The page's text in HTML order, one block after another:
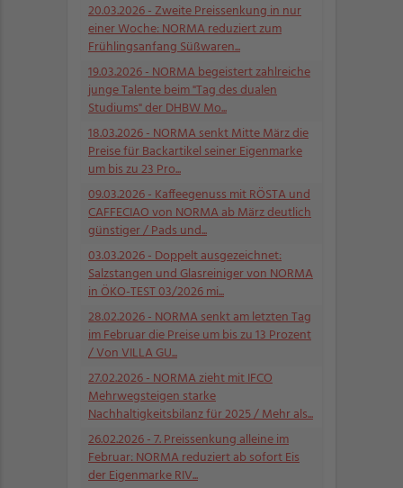
20.03.2026- Zweite Preissenkung in nur
einer Woche: NORMA reduziert zum
Frühlingsanfang Süßwaren...
19.03.2026- NORMA begeistert zahlreiche
junge Talente beim "Tag des dualen
Studiums" der DHBW Mo...
18.03.2026- NORMA senkt Mitte März die
Preise für Backartikel seiner Eigenmarke
um bis zu 23 Pro...
09.03.2026- Kaffeegenuss mit RÖSTA und
CAFFECIAO von NORMA ab März deutlich
günstiger / Pads und...
03.03.2026- Doppelt ausgezeichnet:
Salzstangen und Glasreiniger von NORMA
in ÖKO-TEST 03/2026 mi...
28.02.2026- NORMA senkt am letzten Tag
im Februar die Preise um bis zu 13 Prozent
/ Von VILLA GU...
27.02.2026- NORMA zieht mit IFCO
Mehrwegsteigen starke
Nachhaltigkeitsbilanz für 2025 / Mehr als...
26.02.2026- 7. Preissenkung alleine im
Februar: NORMA reduziert ab sofort Eis
der Eigenmarke RIV...